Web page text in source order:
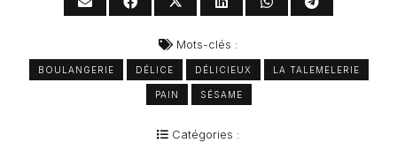
Mots-clés :
BOULANGERIE DÉLICE DÉLICIEUX LA TALEMELERIE
PAIN SÉSAME
Catégories :